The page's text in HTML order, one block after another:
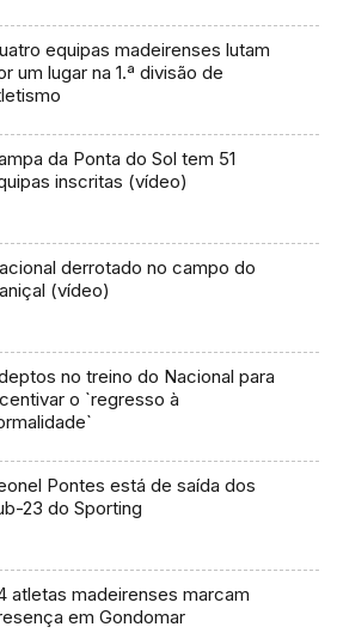
equipas madeirenses lutam
um lugar na 1.ª divisão de
da Ponta do Sol tem 51
inscritas (vídeo)
derrotado no campo do
(vídeo)
no treino do Nacional para
o `regresso à
Pontes está de saída dos
23 do Sporting
atletas madeirenses marcam
em Gondomar